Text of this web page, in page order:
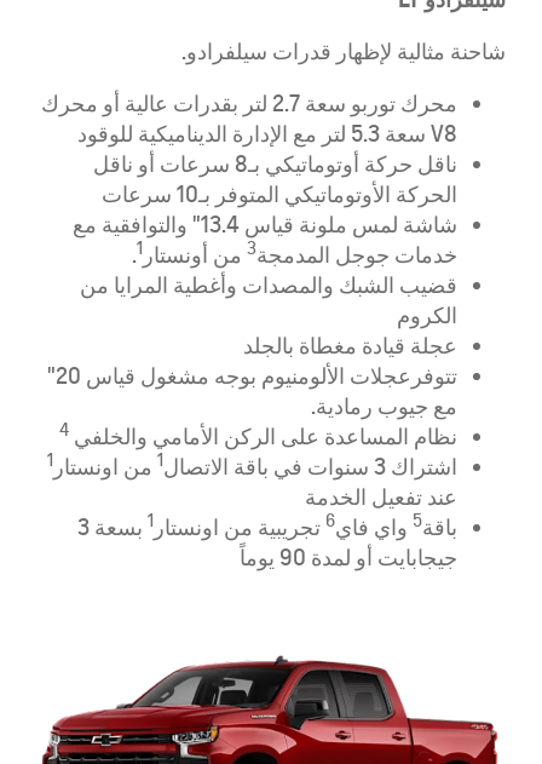
شاحنة مثالية لإظهار قدرات سيلفرادو.
محرك توربو سعة 2.7 لتر بقدرات عالية أو محرك
V8 سعة 5.3 لتر مع الإدارة الديناميكية للوقود
ناقل حركة أوتوماتيكي بـ8 سرعات أو ناقل
الحركة الأوتوماتيكي المتوفر بـ10 سرعات
شاشة لمس ملونة قياس 13.4" والتوافقية مع
خدمات جوجل المدمجة3 من أونستار 1
.
قضيب الشبك والمصدات وأغطية المرايا من
الكروم
عجلة قيادة مغطاة بالجلد
تتوفرعجلات الألومنيوم بوجه مشغول قياس 20"
مع جيوب رمادية.
نظام المساعدة على الركن الأمامي والخلفي 4
اشتراك 3 سنوات في باقة الاتصال 1 من اونستار 1
عند تفعيل الخدمة
باقة5 واي فاي6 تجريبية من اونستار 1
بسعة 3
جيجابايت أو لمدة 90 يوماً